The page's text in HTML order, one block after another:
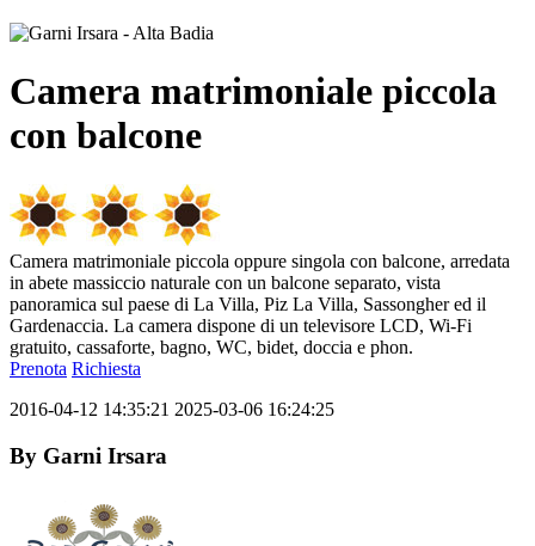
Camera matrimoniale piccola
con balcone
Camera matrimoniale piccola oppure singola con balcone, arredata
in abete massiccio naturale con un balcone separato, vista
panoramica sul paese di La Villa, Piz La Villa, Sassongher ed il
Gardenaccia. La camera dispone di un televisore LCD, Wi-Fi
gratuito, cassaforte, bagno, WC, bidet, doccia e phon.
Prenota Richiesta
2016-04-12 14:35:21 2025-03-06 16:24:25
By Garni Irsara